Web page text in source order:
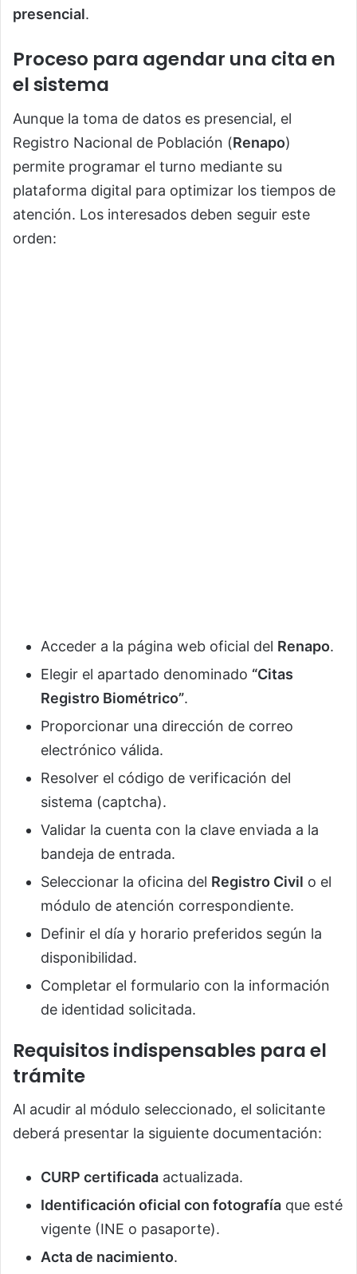
presencial.
Proceso para agendar una cita en
el sistema
Aunque la toma de datos es presencial, el
Registro Nacional de Población (Renapo)
permite programar el turno mediante su
plataforma digital para optimizar los tiempos de
atención. Los interesados deben seguir este
orden:
Acceder a la página web oficial del Renapo.
Elegir el apartado denominado “Citas
Registro Biométrico”.
Proporcionar una dirección de correo
electrónico válida.
Resolver el código de verificación del
sistema (captcha).
Validar la cuenta con la clave enviada a la
bandeja de entrada.
Seleccionar la oficina del Registro Civil o el
módulo de atención correspondiente.
Definir el día y horario preferidos según la
disponibilidad.
Completar el formulario con la información
de identidad solicitada.
Requisitos indispensables para el
trámite
Al acudir al módulo seleccionado, el solicitante
deberá presentar la siguiente documentación:
CURP certificada actualizada.
Identificación oficial con fotografía que esté
vigente (INE o pasaporte).
Acta de nacimiento.